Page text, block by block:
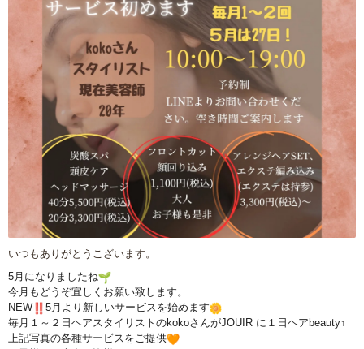
いつもありがとうこざいます。
5月になりましたね
今月もどうぞ宜しくお願い致します。
NEW
5月より新しいサービスを始めます
毎月１～２日ヘアスタイリストのkokoさんがJOUIR に１日ヘアbeauty↑
上記写真の各種サービスをご提供